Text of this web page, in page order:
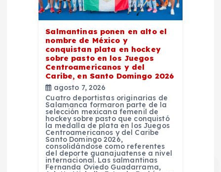
Salmantinas ponen en alto el
nombre de México y
conquistan plata en hockey
sobre pasto en los Juegos
Centroamericanos y del
Caribe, en Santo Domingo 2026
agosto 7, 2026
Cuatro deportistas originarias de
Salamanca formaron parte de la
selección mexicana femenil de
hockey sobre pasto que conquistó
la medalla de plata en los Juegos
Centroamericanos y del Caribe
Santo Domingo 2026,
consolidándose como referentes
del deporte guanajuatense a nivel
internacional. Las salmantinas
Fernanda Oviedo Guadarrama,